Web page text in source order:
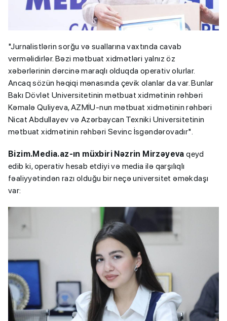
"Jurnalistlərin sorğu və suallarına vaxtında cavab
verməlidirlər. Bəzi mətbuat xidmətləri yalnız öz
xəbərlərinin dərcinə maraqlı olduqda operativ olurlar.
Ancaq sözün həqiqi mənasında çevik olanlar da var. Bunlar
Bakı Dövlət Universitetinin mətbuat xidmətinin rəhbəri
Kəmalə Quliyeva, AZMİU-nun mətbuat xidmətinin rəhbəri
Nicat Abdullayev və Azərbaycan Texniki Universitetinin
mətbuat xidmətinin rəhbəri Sevinc İsgəndərovadır".
Bizim.Media.az-ın müxbiri Nəzrin Mirzəyeva qeyd
edib ki, operativ hesab etdiyi və media ilə qarşılıqlı
fəaliyyətindən razı olduğu bir neçə universitet əməkdaşı
var: